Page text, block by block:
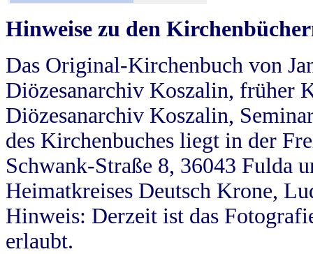
Hinweise zu den
Das Original-Kirchenbuch von
Diözesanarchiv Koszalin, früher
Diözesanarchiv Koszalin,
des Kirchenbuches liegt in der
Schwank-Straße 8, 36043 Fulda
Heimatkreises Deutsch Krone,
Hinweis: Derzeit ist das
erlaubt.